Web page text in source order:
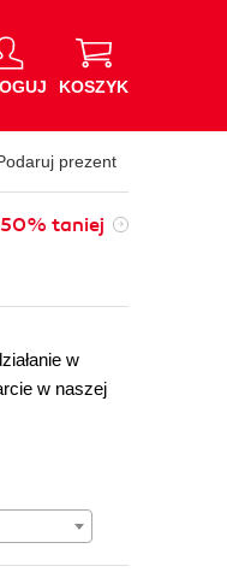
KOSZYK
prezent
50% taniej
w
w naszej